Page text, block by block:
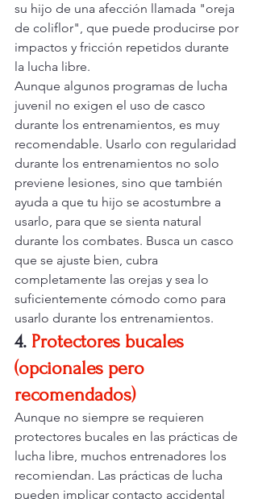
su hijo de una afección llamada "oreja
de coliflor", que puede producirse por
impactos y fricción repetidos durante
la lucha libre.
Aunque algunos programas de lucha
juvenil no exigen el uso de casco
durante los entrenamientos, es muy
recomendable. Usarlo con regularidad
durante los entrenamientos no solo
previene lesiones, sino que también
ayuda a que tu hijo se acostumbre a
usarlo, para que se sienta natural
durante los combates. Busca un casco
que se ajuste bien, cubra
completamente las orejas y sea lo
suficientemente cómodo como para
usarlo durante los entrenamientos.
4. Protectores bucales
(opcionales pero
recomendados)
Aunque no siempre se requieren
protectores bucales en las prácticas de
lucha libre, muchos entrenadores los
recomiendan. Las prácticas de lucha
pueden implicar contacto accidental